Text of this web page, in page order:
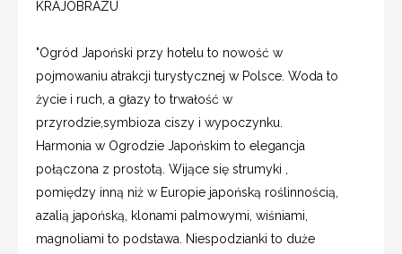
KRAJOBRAZU
"Ogród Japoński przy hotelu to nowość w
pojmowaniu atrakcji turystycznej w Polsce. Woda to
życie i ruch, a głazy to trwałość w
przyrodzie,symbioza ciszy i wypoczynku.
Harmonia w Ogrodzie Japońskim to elegancja
połączona z prostotą. Wijące się strumyki ,
pomiędzy inną niż w Europie japońską roślinnością,
azalią japońską, klonami palmowymi, wiśniami,
magnoliami to podstawa. Niespodzianki to duże